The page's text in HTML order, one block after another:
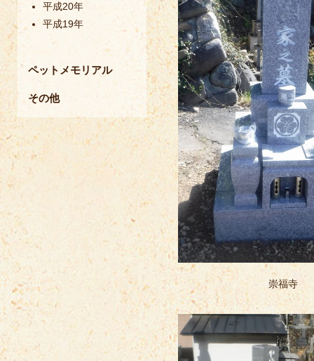
平成20年
平成19年
ペットメモリアル
その他
崇福寺